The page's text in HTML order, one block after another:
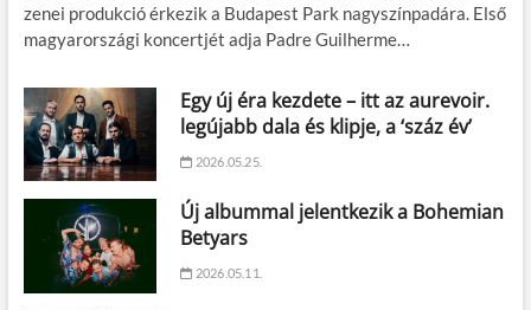
zenei produkció érkezik a Budapest Park nagyszínpadára. Első
magyarországi koncertjét adja Padre Guilherme…
Egy új éra kezdete – itt az aurevoir.
legújabb dala és klipje, a ‘száz év’
2026.05.25.
Új albummal jelentkezik a Bohemian
Betyars
2026.05.11.